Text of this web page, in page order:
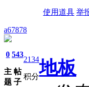
使用道具 举
a67878
0
主
题
543
帖
子
2134
积分地板